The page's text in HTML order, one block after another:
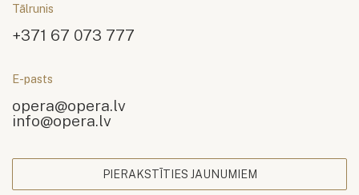
Tālrunis
+371 67 073 777
E-pasts
opera@opera.lv
info@opera.lv
PIERAKSTĪTIES JAUNUMIEM